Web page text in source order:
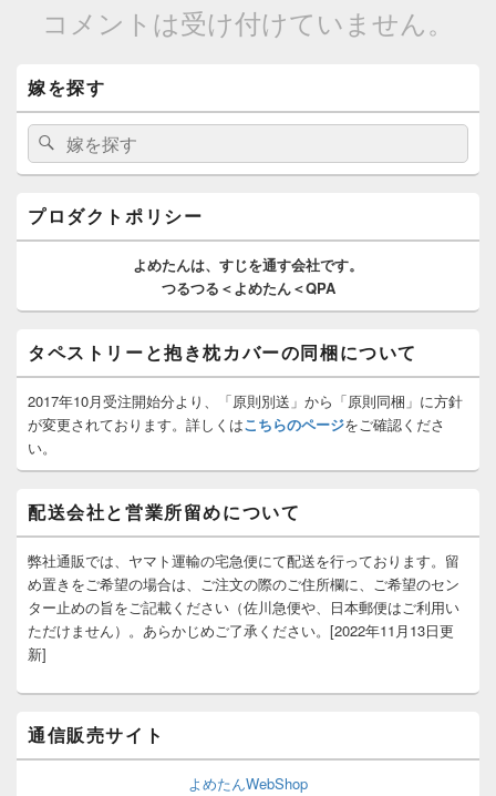
コメントは受け付けていません。
イ
ン
サ
ド
ー
ッ
エ
リ
ア
嫁を探す
検
索:
検
索
プロダクトポリシー
よめたんは、 すじを通す会社です。
つるつる＜よめたん＜QPA
タペストリーと抱き枕カバーの同梱について
2017年10月受注開始分より、「原則別送」から「原則同梱」に方針
が変更されております。詳しくはこちらのページをご確認くださ
い。
配送会社と営業所留めについて
弊社通販では、ヤマト運輸の宅急便にて配送を行っております。留
め置きをご希望の場合は、ご注文の際のご住所欄に、ご希望のセン
ター止めの旨をご記載ください（佐川急便や、日本郵便はご利用い
ただけません）。あらかじめご了承ください。[2022年11月13日更
新]
通信販売サイト
よめたんWebShop